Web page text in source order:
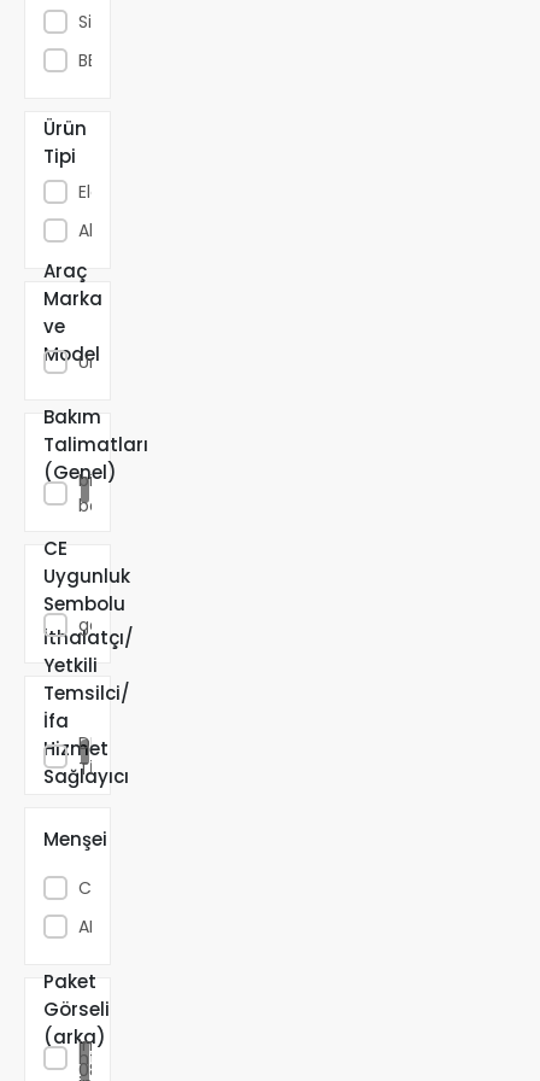
Siyah
BEYAZ
Ürün
Tipi
Elektrikli
Akülü
Araç
Marka
ve
ModelUniversal
Bakım
Talimatları
(Genel)
Nemli
bir
bezle
CE
Uygunluk
Sembolu
Ürün
görselinde
bulunuyor
İthalatçı/
Yetkili
Temsilci/
İfa
Hizmet
Sağlayıcı
EINHELL
DIŞ
TİCARET
ANONİM
Menşei
CN
AD
Paket
Görseli
(arka)
https://cdn.dsmcdn.com/spm-attribute-
images/prod/704149/b2d42df2-1b85-4496-be38-
08ccdd09c675/
https://cdn.dsmcdn.com/spm-attribute-